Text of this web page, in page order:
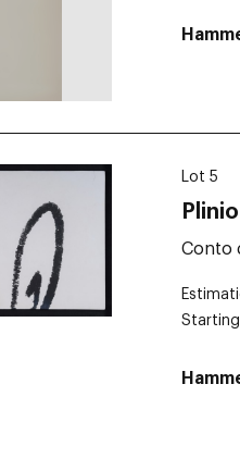
Lot 5
Conto